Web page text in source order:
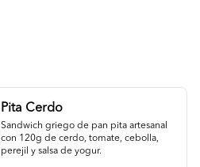
Pita Cerdo
Sandwich griego de pan pita artesanal
con 120g de cerdo, tomate, cebolla,
perejil y salsa de yogur.